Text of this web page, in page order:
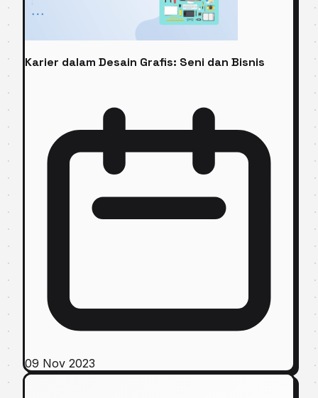
Karier dalam Desain Grafis: Seni dan Bisnis
09 Nov 2023